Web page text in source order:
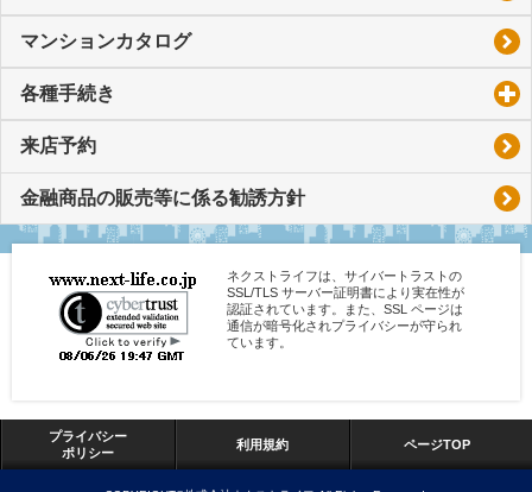
マンションカタログ
各種手続き
来店予約
金融商品の販売等に係る勧誘方針
ネクストライフは、サイバートラストの
SSL/TLS サーバー証明書により実在性が
認証されています。また、SSL ページは
通信が暗号化されプライバシーが守られ
ています。
プライバシー
ポリシー
利用規約 ページTOP